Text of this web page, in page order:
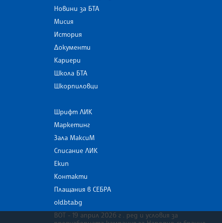
Новини за БТА
Мисия
История
Документи
Кариери
Школа БТА
Шкорпиловци
Шрифт ЛИК
Маркетинг
Зала МаксиМ
Списание ЛИК
Екип
Контакти
Плащания в СЕБРА
old.bta.bg
ВОТ - 19 април 2026 г . ред и условия за